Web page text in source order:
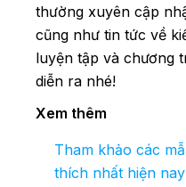
thường xuyên cập
cũng như tin tức về
luyện tập và chương
diễn ra nhé!
Xem thêm
Tham khảo các
thích nhất hiện nay